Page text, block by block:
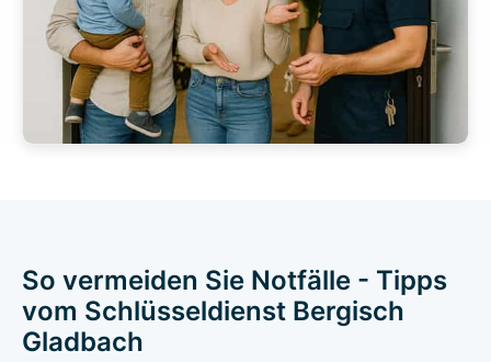
So vermeiden Sie Notfälle - Tipps
vom Schlüsseldienst Bergisch
Gladbach